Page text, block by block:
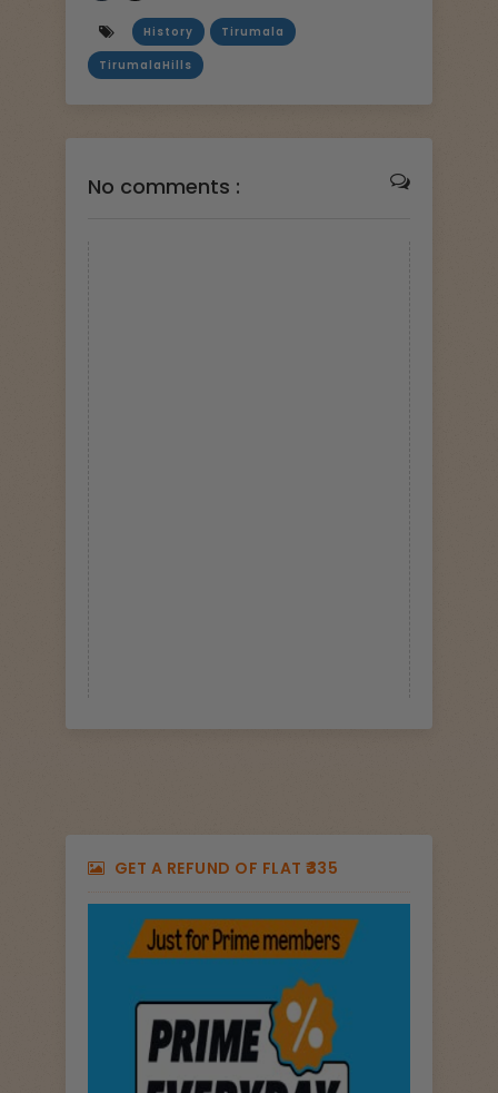
History Tirumala
TirumalaHills
No comments :
GET A REFUND OF FLAT ₹335